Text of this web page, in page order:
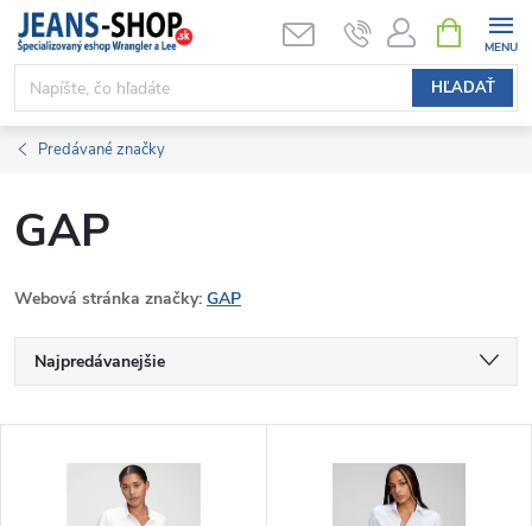
Prejsť
obsah
HĽADAŤ
KOŠÍK
Predávané značky
GAP
Webová stránka značky: GAP
R
a
Najpredávanejšie